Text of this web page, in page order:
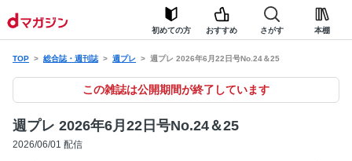
初めての方 おすすめ さがす 本棚
TOP 総合誌・週刊誌 週プレ 週プレ 2026年6月22日号No.24＆25
この雑誌は公開期間が終了しています
週プレ 2026年6月22日号No.24＆25
2026/06/01 配信